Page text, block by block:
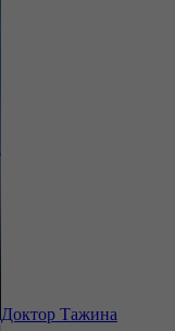
Доктор Тажина